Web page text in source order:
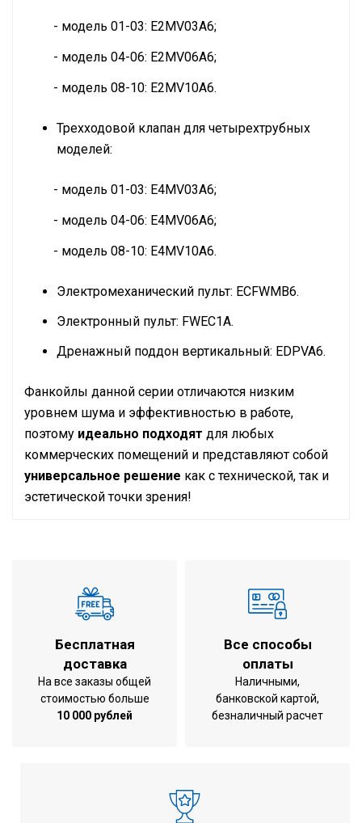
- модель 01-03: E2MV03A6;
- модель 04-06: E2MV06A6;
- модель 08-10: E2MV10A6.
Трехходовой клапан для четырехтрубных
моделей:
- модель 01-03: E4MV03A6;
- модель 04-06: E4MV06A6;
- модель 08-10: E4MV10A6.
Электромеханический пульт: ECFWMB6.
Электронный пульт: FWEC1A.
Дренажный поддон вертикальный: EDPVA6.
Фанкойлы данной серии отличаются низким
уровнем шума и эффективностью в работе,
поэтому идеально подходят для любых
коммерческих помещений и представляют собой
универсальное решение как с технической, так и
эстетической точки зрения!
Холодопроизводительность
6,71 кВт
Габариты внутреннего блока
мм (ВхШхГ)
Вес внутреннего блока
44 кг
Бесплатная
доставка
На все заказы общей
стоимостью больше
10 000 рублей
Все способы
оплаты
Наличными,
банковской картой,
безналичный расчет